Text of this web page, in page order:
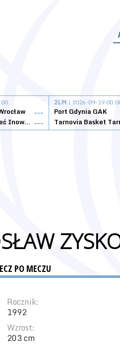
---
KSK Qemetica Noteć Inowrocław ---
2LM | 2026-09-19
Port Gdynia GAK
PO MECZU
Rocznik:
1992
Wzrost:
203 cm